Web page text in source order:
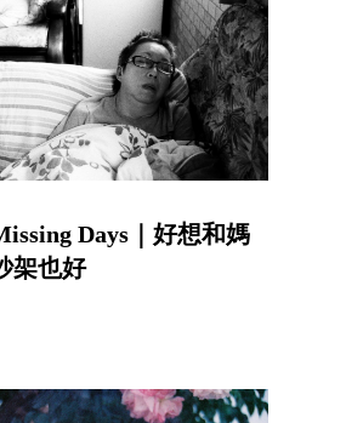
Days｜好想和媽
架也好